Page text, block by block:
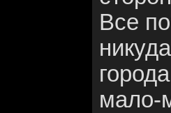
Все
мало-